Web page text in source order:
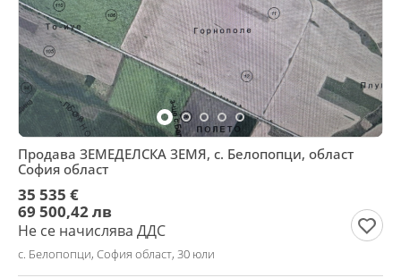
Продава ЗЕМЕДЕЛСКА ЗЕМЯ, с. Белопопци, област
София област
35 535 €
69 500,42 лв
Не се начислява ДДС
с. Белопопци, София област, 30 юли